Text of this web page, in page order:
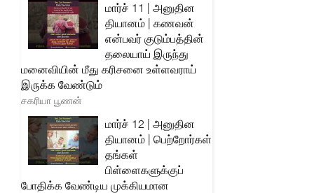
மார்ச் 11 | அனுதின
தியானம் | கணவன்
என்பவர் குடும்பத்தின்
தலையாய் இருந்து
மனைவியின் மீது கரிசனை உள்ளவராய்
இருக்க வேண்டும்
சகரியா பூணன்
மார்ச் 12 | அனுதின
தியானம் | பெற்றோர்கள்
தங்கள்
பிள்ளைகளுக்குப்
போதிக்க வேண்டிய முக்கியமான